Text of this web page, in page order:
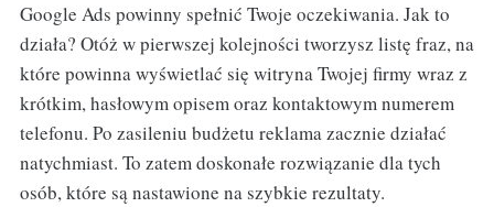
Google Ads powinny spełnić Twoje oczekiwania. Jak to
działa? Otóż w pierwszej kolejności tworzysz listę fraz, na
które powinna wyświetlać się witryna Twojej firmy wraz z
krótkim, hasłowym opisem oraz kontaktowym numerem
telefonu. Po zasileniu budżetu reklama zacznie działać
natychmiast. To zatem doskonałe rozwiązanie dla tych
osób, które są nastawione na szybkie rezultaty.